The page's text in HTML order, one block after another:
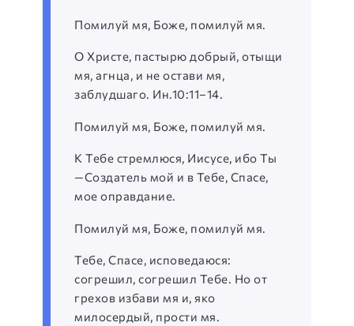
Помилуй мя, Боже, помилуй мя.
О Христе, пастырю добрый, отыщи
мя, агнца, и не остави мя,
заблудшаго. Ин.10:11–14.
Помилуй мя, Боже, помилуй мя.
К Тебе стремлюся, Иисусе, ибо Ты
—Создатель мой и в Тебе, Спасе,
мое оправдание.
Помилуй мя, Боже, помилуй мя.
Тебе, Спасе, исповедаюся:
согрешил, согрешил Тебе. Но от
грехов избави мя и, яко
милосердый, прости мя.